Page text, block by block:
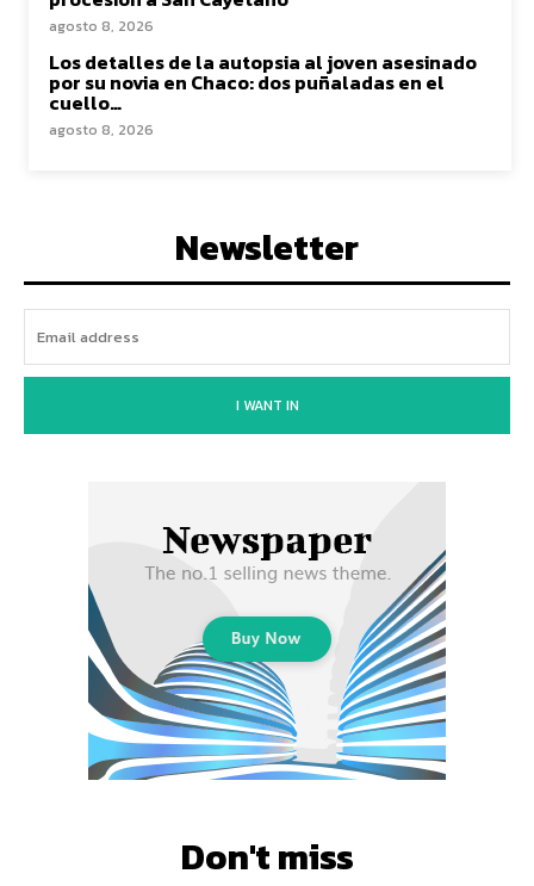
agosto 8, 2026
Los detalles de la autopsia al joven asesinado
por su novia en Chaco: dos puñaladas en el
cuello…
agosto 8, 2026
Newsletter
I WANT IN
Don't miss